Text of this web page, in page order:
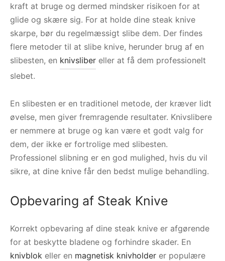
kraft at bruge og dermed mindsker risikoen for at
glide og skære sig. For at holde dine steak knive
skarpe, bør du regelmæssigt slibe dem. Der findes
flere metoder til at slibe knive, herunder brug af en
slibesten, en knivsliber eller at få dem professionelt
slebet.
En slibesten er en traditionel metode, der kræver lidt
øvelse, men giver fremragende resultater. Knivslibere
er nemmere at bruge og kan være et godt valg for
dem, der ikke er fortrolige med slibesten.
Professionel slibning er en god mulighed, hvis du vil
sikre, at dine knive får den bedst mulige behandling.
Opbevaring af Steak Knive
Korrekt opbevaring af dine steak knive er afgørende
for at beskytte bladene og forhindre skader. En
knivblok eller en magnetisk knivholder er populære